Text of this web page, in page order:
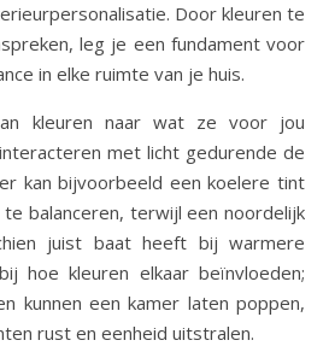
Door kleuren te
leg je een fundament voor
in elke ruimte van je huis.
kleuren naar wat ze voor jou
met licht gedurende de
kan bijvoorbeeld een koelere tint
balanceren, terwijl een noordelijk
juist baat heeft bij warmere
hoe kleuren elkaar beïnvloeden;
kunnen een kamer laten poppen,
rust en eenheid uitstralen.